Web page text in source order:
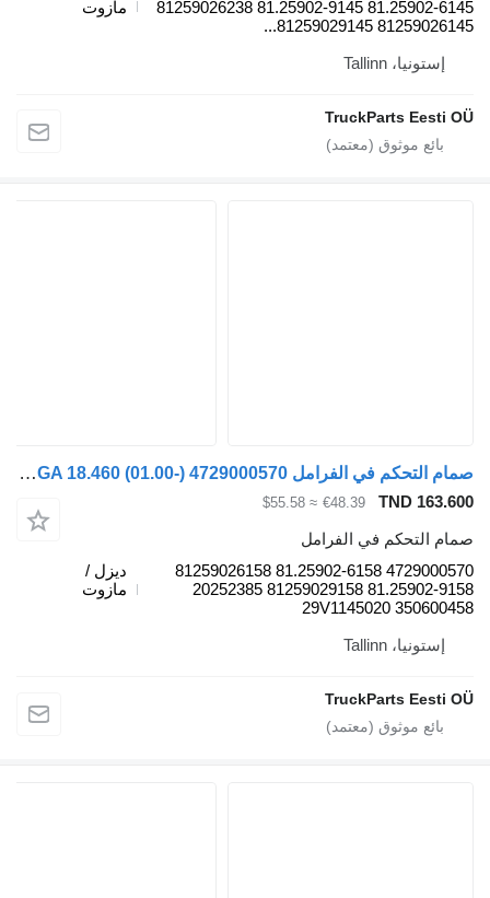
81.25902-6145 81.25902-9145 81259026238
81259026145
مازوت
إستونيا، Tallinn
TruckParts Eesti
صمام التحكم في الفرامل WABCO TGA 18.460 (01.00-) 4729000570 لـ السيارات القاطرة MAN 4-series, TGA (1993-2009)
TND
€48.39
≈ $55.58
التحكم في الفرامل
4729000570 81.25902-6158 81259026158
81.25902-9158 81259029158 20252385
350600458
ديزل /
مازوت
إستونيا، Tallinn
TruckParts Eesti